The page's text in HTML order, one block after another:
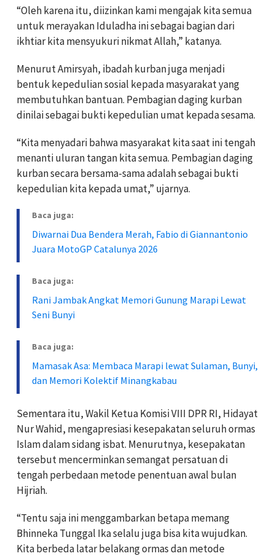
“Oleh karena itu, diizinkan kami mengajak kita semua
untuk merayakan Iduladha ini sebagai bagian dari
ikhtiar kita mensyukuri nikmat Allah,” katanya.
Menurut Amirsyah, ibadah kurban juga menjadi
bentuk kepedulian sosial kepada masyarakat yang
membutuhkan bantuan. Pembagian daging kurban
dinilai sebagai bukti kepedulian umat kepada sesama.
“Kita menyadari bahwa masyarakat kita saat ini tengah
menanti uluran tangan kita semua. Pembagian daging
kurban secara bersama-sama adalah sebagai bukti
kepedulian kita kepada umat,” ujarnya.
Baca juga:
Diwarnai Dua Bendera Merah, Fabio di Giannantonio
Juara MotoGP Catalunya 2026
Baca juga:
Rani Jambak Angkat Memori Gunung Marapi Lewat
Seni Bunyi
Baca juga:
Mamasak Asa: Membaca Marapi lewat Sulaman, Bunyi,
dan Memori Kolektif Minangkabau
Sementara itu, Wakil Ketua Komisi VIII DPR RI, Hidayat
Nur Wahid, mengapresiasi kesepakatan seluruh ormas
Islam dalam sidang isbat. Menurutnya, kesepakatan
tersebut mencerminkan semangat persatuan di
tengah perbedaan metode penentuan awal bulan
Hijriah.
“Tentu saja ini menggambarkan betapa memang
Bhinneka Tunggal Ika selalu juga bisa kita wujudkan.
Kita berbeda latar belakang ormas dan metode